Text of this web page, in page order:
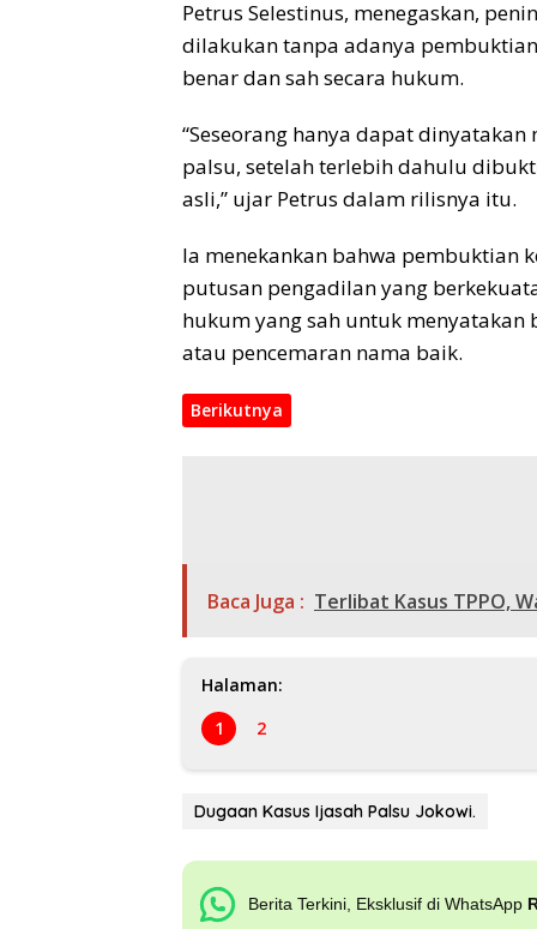
Petrus Selestinus, menegaskan,
dilakukan tanpa adanya
benar dan sah secara hukum.
“Seseorang hanya dapat
palsu, setelah terlebih dahulu
asli,” ujar Petrus dalam rilisnya itu.
Ia menekankan bahwa pembuktian
putusan pengadilan yang
hukum yang sah untuk
atau pencemaran nama baik.
Berikutnya
Baca Juga : Terlibat Kasus TPPO,
Halaman:
1
2
Dugaan Kasus Ijasah Palsu Jokowi.
Berita Terkini, Eksklusif di WhatsApp